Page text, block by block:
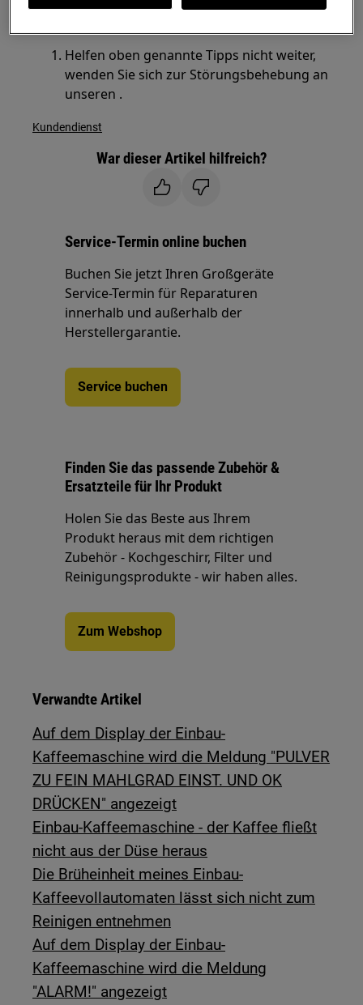
Helfen oben genannte Tipps nicht weiter,
wenden Sie sich zur Störungsbehebung an
unseren .
Kundendienst
War dieser Artikel hilfreich?
Service-Termin online buchen
Buchen Sie jetzt Ihren Großgeräte
Service-Termin für Reparaturen
innerhalb und außerhalb der
Herstellergarantie.
Service buchen
Finden Sie das passende Zubehör &
Ersatzteile für Ihr Produkt
Holen Sie das Beste aus Ihrem
Produkt heraus mit dem richtigen
Zubehör - Kochgeschirr, Filter und
Reinigungsprodukte - wir haben alles.
Zum Webshop
Verwandte Artikel
Auf dem Display der Einbau-
Kaffeemaschine wird die Meldung "PULVER
ZU FEIN MAHLGRAD EINST. UND OK
DRÜCKEN" angezeigt
Einbau-Kaffeemaschine - der Kaffee fließt
nicht aus der Düse heraus
Die Brüheinheit meines Einbau-
Kaffeevollautomaten lässt sich nicht zum
Reinigen entnehmen
Auf dem Display der Einbau-
Kaffeemaschine wird die Meldung
"ALARM!" angezeigt